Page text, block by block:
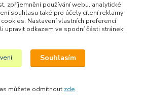
zpříjemnění používání webu, analytické
souhlasu také pro účely cílení reklamy
Nastavení vlastních preferencí
upravit odkazem ve spodní části stránek.
Souhlasím
můžete odmítnout zde.